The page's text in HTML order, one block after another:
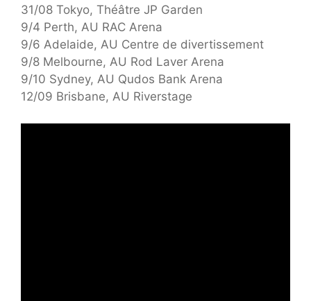
31/08 Tokyo, Théâtre JP Garden
9/4 Perth, AU RAC Arena
9/6 Adelaide, AU Centre de divertissement
9/8 Melbourne, AU Rod Laver Arena
9/10 Sydney, AU Qudos Bank Arena
12/09 Brisbane, AU Riverstage